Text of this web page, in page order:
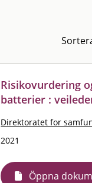
Risikovurdering
batterier :
Direktoratet for
2021
Öppna